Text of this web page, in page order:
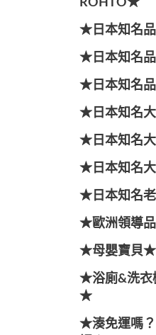
ROHTO★
★日本知名
★日本知名
★日本知名
★日本知名
★日本知名
★日本知名
★日本知名
★歐洲領導
★母嬰寶貝★
★浴廁&洗衣
★
★湊免運嗎